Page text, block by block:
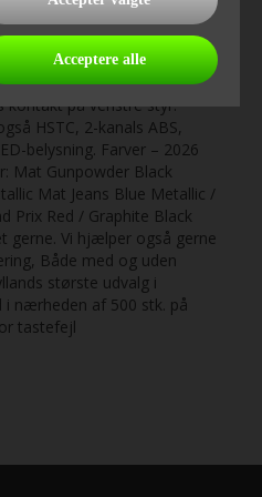
er let at aflæse i alle
forskellige visninger. Honda
by-turn navigation, opkald
Bluetooth-headset, betjent fra
kontakt på venstre styr.
HSTC, 2-kanals ABS,
belysning. Farver – 2026
Mat Gunpowder Black
Mat Jeans Blue Metallic /
Prix Red / Graphite Black
gerne. Vi hjælper også gerne
Både med og uden
største udvalg i
nærheden af 500 stk. på
tastefejl
Acceptere alle